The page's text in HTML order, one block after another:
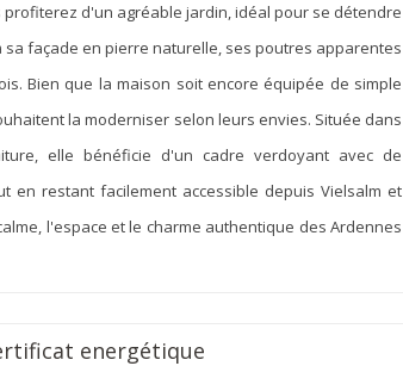
d'un agréable jardin, idéal pour se détendre
façade en pierre naturelle, ses poutres apparentes
Bien que la maison soit encore équipée de simple
la moderniser selon leurs envies. Située dans
elle bénéficie d'un cadre verdoyant avec de
en restant facilement accessible depuis Vielsalm et
l'espace et le charme authentique des Ardennes
energétique